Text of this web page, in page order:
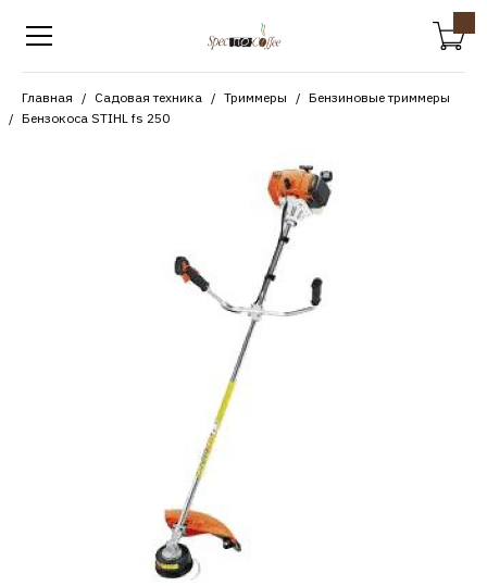
Главная Садовая техника Триммеры
Бензиновые триммеры
Бензокоса STIHL fs 250